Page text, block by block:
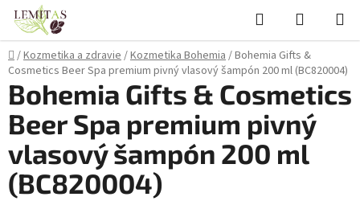
Prejsť
obsah
Hľadať
KOŠÍK
Domov
/Kozmetika a zdravie/Kozmetika Bohemia/Bohemia Gifts &
Cosmetics Beer Spa premium pivný vlasový šampón 200 ml (BC820004)
Bohemia Gifts & Cosmetics
Beer Spa premium pivný
vlasový šampón 200 ml
(BC820004)